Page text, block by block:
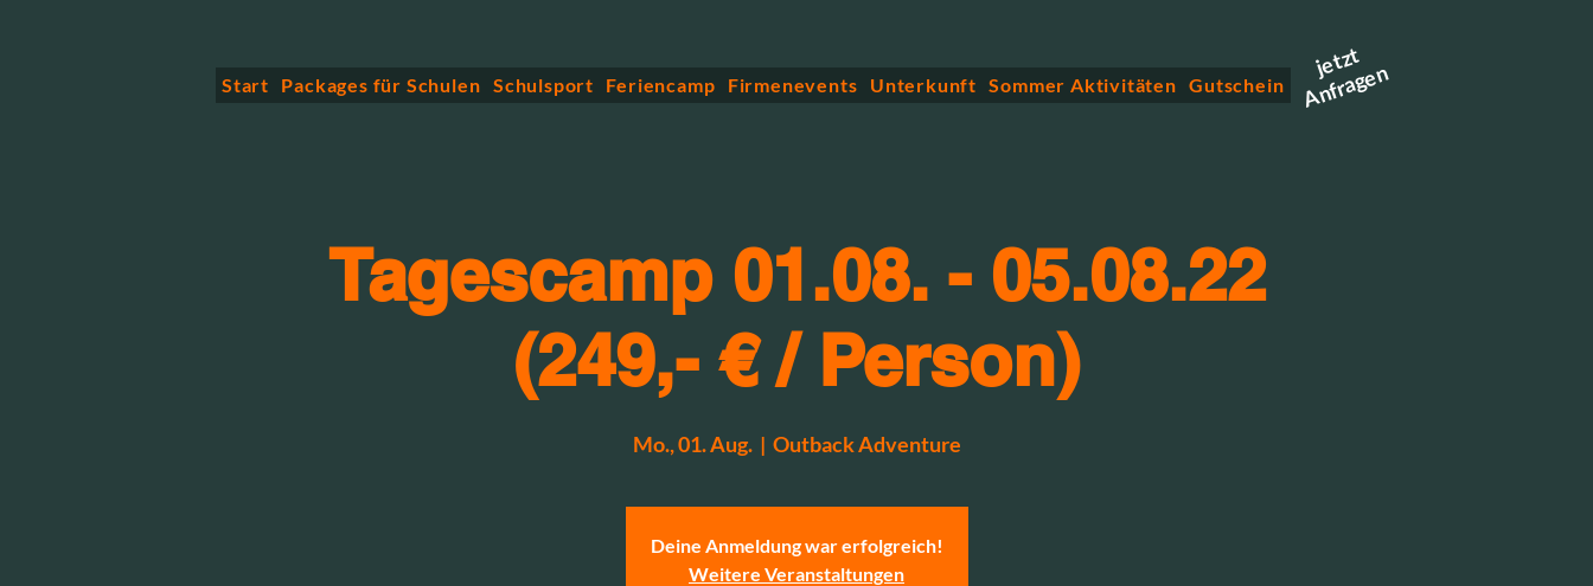
Start Packages für Schulen Schulsport Feriencamp Firmenevents Unterkunft Sommer Aktivitäten Gutschein
jetzt
Anfragen
Tagescamp 01.08. - 05.08.22
(249,- € / Person)
Mo., 01. Aug.
  |
Outback Adventure
Deine Anmeldung war erfolgreich!
Weitere Veranstaltungen